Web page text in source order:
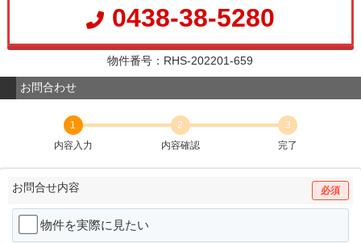
0438-38-5280
物件番号：RHS-202201-659
お問合わせ
1
内容入力
2
内容確認
3
完了
お問合せ内容 必須
物件を実際に見たい